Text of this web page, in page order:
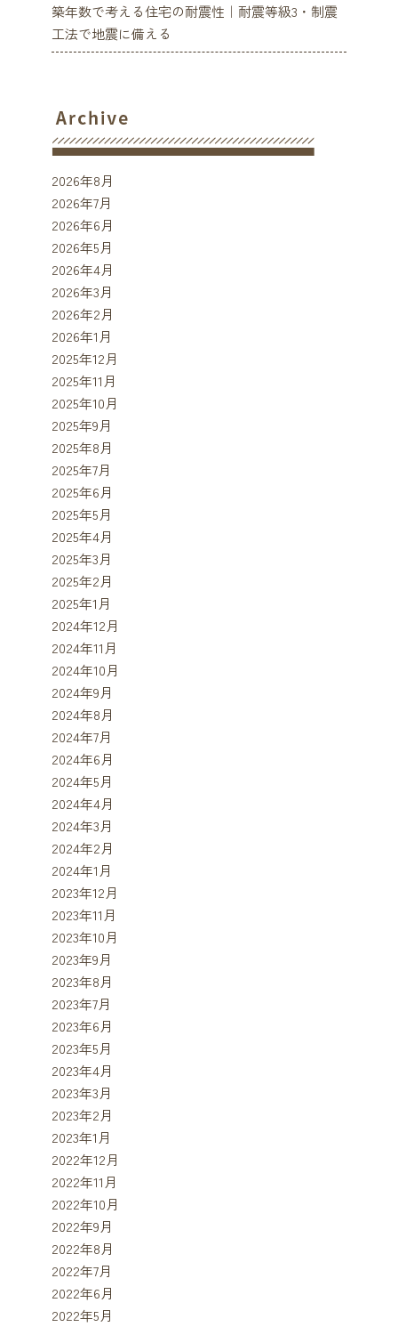
築年数で考える住宅の耐震性｜耐震等級3・制震
工法で地震に備える
2026年8月
2026年7月
2026年6月
2026年5月
2026年4月
2026年3月
2026年2月
2026年1月
2025年12月
2025年11月
2025年10月
2025年9月
2025年8月
2025年7月
2025年6月
2025年5月
2025年4月
2025年3月
2025年2月
2025年1月
2024年12月
2024年11月
2024年10月
2024年9月
2024年8月
2024年7月
2024年6月
2024年5月
2024年4月
2024年3月
2024年2月
2024年1月
2023年12月
2023年11月
2023年10月
2023年9月
2023年8月
2023年7月
2023年6月
2023年5月
2023年4月
2023年3月
2023年2月
2023年1月
2022年12月
2022年11月
2022年10月
2022年9月
2022年8月
2022年7月
2022年6月
2022年5月